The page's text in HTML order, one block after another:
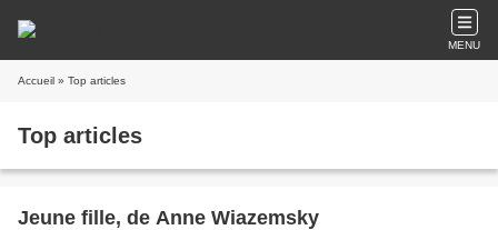
MENU
Accueil » Top articles
Top articles
Jeune fille, de Anne Wiazemsky